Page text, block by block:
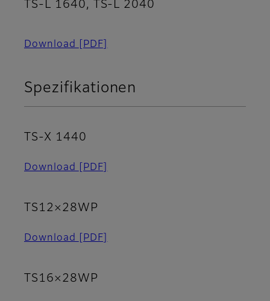
TS-L 1640, TS-L 2040
Download [PDF]
Spezifikationen
TS-X 1440
Download [PDF]
TS12×28WP
Download [PDF]
TS16×28WP